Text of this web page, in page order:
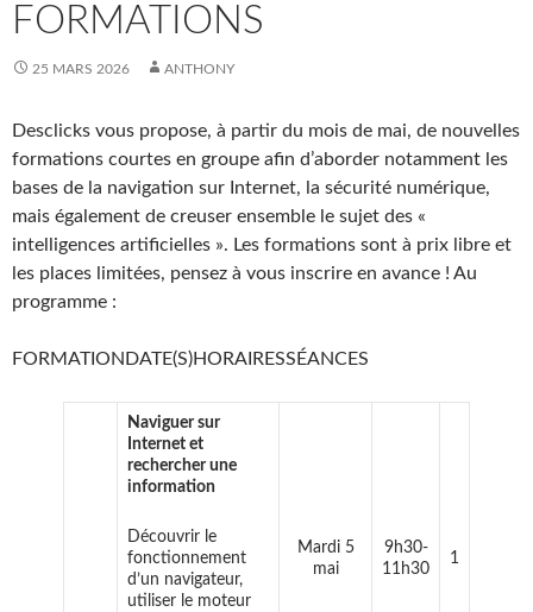
FORMATIONS
25 MARS 2026 ANTHONY
Desclicks vous propose, à partir du mois de mai, de nouvelles
formations courtes en groupe afin d’aborder notamment les
bases de la navigation sur Internet, la sécurité numérique,
mais également de creuser ensemble le sujet des «
intelligences artificielles ». Les formations sont à prix libre et
les places limitées, pensez à vous inscrire en avance ! Au
programme :
FORMATIONDATE(S)HORAIRESSÉANCES
Naviguer sur
Internet et
rechercher une
information
Découvrir le
fonctionnement
d’un navigateur,
utiliser le moteur
Mardi 5
mai
9h30-
11h30
1